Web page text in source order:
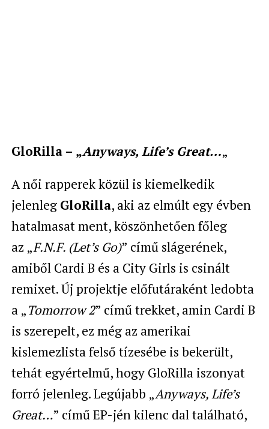
GloRilla – „Anyways, Life’s Great…„
A női rapperek közül is kiemelkedik
jelenleg GloRilla, aki az elmúlt egy évben
hatalmasat ment, köszönhetően főleg
az „F.N.F. (Let’s Go)” című slágerének,
amiből Cardi B és a City Girls is csinált
remixet. Új projektje előfutáraként ledobta
a „Tomorrow 2” című trekket, amin Cardi B
is szerepelt, ez még az amerikai
kislemezlista felső tízesébe is bekerült,
tehát egyértelmű, hogy GloRilla iszonyat
forró jelenleg. Legújabb „Anyways, Life’s
Great…” című EP-jén kilenc dal található,